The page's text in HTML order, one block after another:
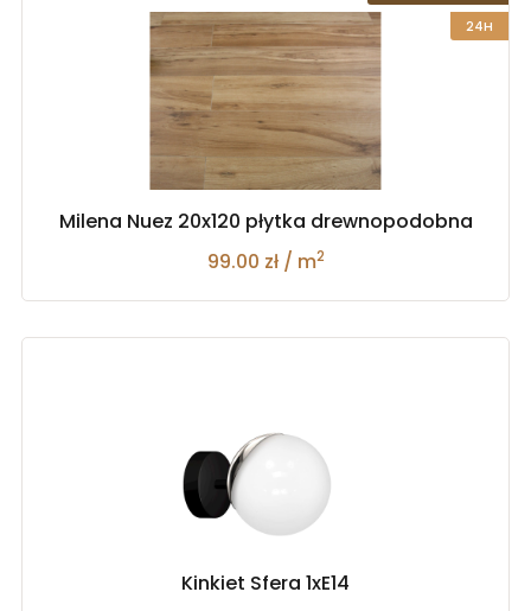
24H
Milena Nuez 20x120 płytka drewnopodobna
99.00 zł / m2
Kinkiet Sfera 1xE14